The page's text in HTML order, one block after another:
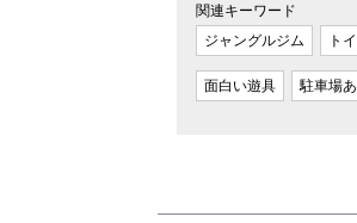
関連キーワード
ジャングルジム
ト
面白い遊具 駐車場あ